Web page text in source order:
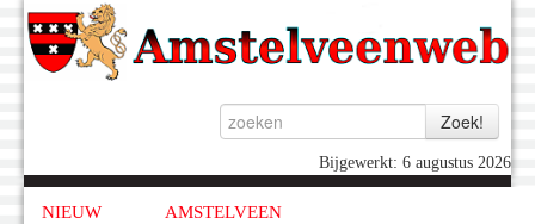
Bijgewerkt: 6 augustus 2026
NIEUW AMSTELVEEN